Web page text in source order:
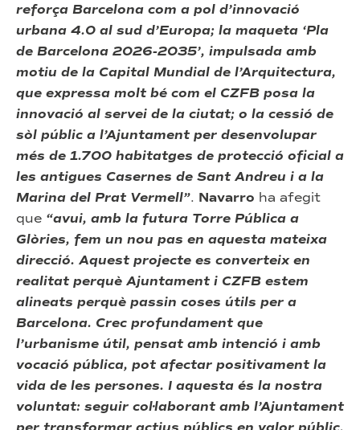
reforça Barcelona com a pol d’innovació
urbana 4.0 al sud d’Europa; la maqueta ‘Pla
de Barcelona 2026-2035’, impulsada amb
motiu de la Capital Mundial de l’Arquitectura,
que expressa molt bé com el CZFB posa la
innovació al servei de la ciutat; o la cessió de
sòl públic a l’Ajuntament per desenvolupar
més de 1.700 habitatges de protecció oficial a
les antigues Casernes de Sant Andreu i a la
Marina del Prat Vermell”. Navarro ha afegit
que “avui, amb la futura Torre Pública a
Glòries, fem un nou pas en aquesta mateixa
direcció. Aquest projecte es converteix en
realitat perquè Ajuntament i CZFB estem
alineats perquè passin coses útils per a
Barcelona. Crec profundament que
l’urbanisme útil, pensat amb intenció i amb
vocació pública, pot afectar positivament la
vida de les persones. I aquesta és la nostra
voluntat: seguir col·laborant amb l’Ajuntament